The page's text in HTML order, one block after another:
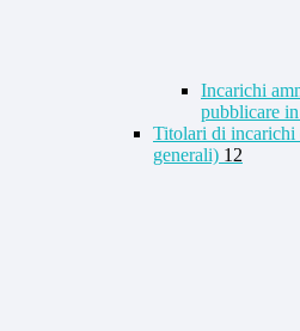
Incarichi
pubblicare
Titolari di
generali) 12